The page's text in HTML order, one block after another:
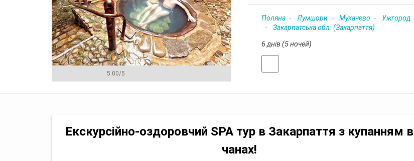
5.00/5
Поляна Лумшори Мукачево Ужгород
Закарпатська обл. (Закарпаття)
6 днів (5 ночей)
Екскурсійно-оздоровчий SPA тур в Закарпаття з купанням в
чанах!